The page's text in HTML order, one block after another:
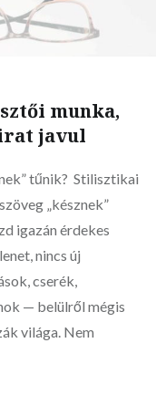
munka,
javul
tűnik? Stilisztikai
„késznek”
igazán érdekes
nincs új
cserék,
— belülről mégis
világa. Nem